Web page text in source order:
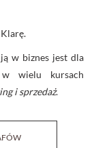
w biznes jest dla
wielu kursach
i sprzedaż.